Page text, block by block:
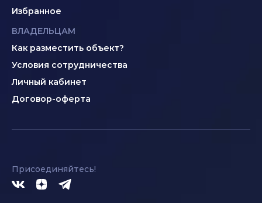
Избранное
ВЛАДЕЛЬЦАМ
Как разместить объект?
Условия сотрудничества
Личный кабинет
Договор-оферта
Присоединяйтесь!